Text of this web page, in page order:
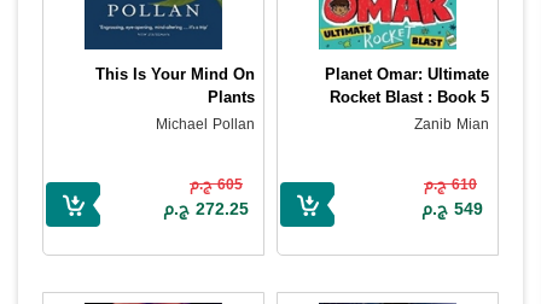
Planet Omar: Ultimate
Rocket Blast : Book 5
Zanib Mian
610 ج.م
549 ج.م
This Is Your Mind On
Plants
Michael Pollan
605 ج.م
272.25 ج.م